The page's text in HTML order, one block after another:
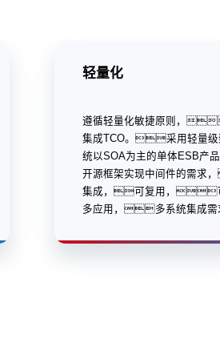
轻量化
遵循轻量化敏捷原则，
集成TCO。采用轻量级
统以SOA为主的单体ESB产
开源框架实现中间件的需
集成，可复用，
多应用，多系统集成